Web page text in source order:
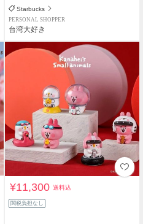
Starbucks
PERSONAL SHOPPER
台湾大好き
¥11,300送料込
関税負担なし